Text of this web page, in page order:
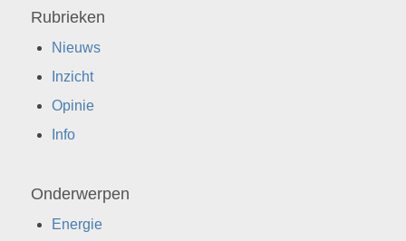
Rubrieken
Nieuws
Inzicht
Opinie
Info
Onderwerpen
Energie